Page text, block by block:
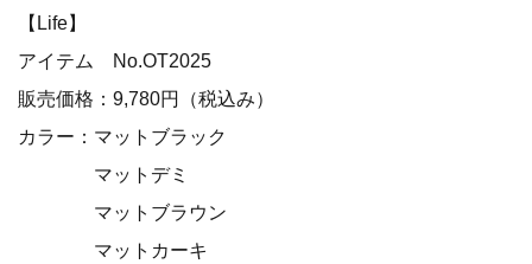
【Life】
アイテム No.OT2025
販売価格：9,780円（税込み）
カラー：マットブラック
マットデミ
マットブラウン
マットカーキ